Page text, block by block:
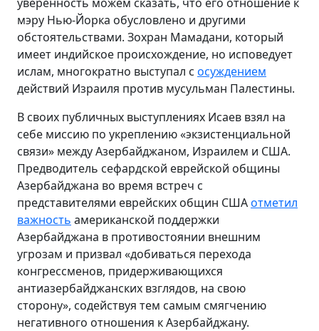
мэру Нью-Йорка обусловлено и другими
обстоятельствами. Зохран Мамадани, который
имеет индийское происхождение, но исповедует
ислам, многократно выступал с осуждением
действий Израиля против мусульман Палестины.
В своих публичных выступлениях Исаев взял на
себе миссию по укреплению «экзистенциальной
связи» между Азербайджаном, Израилем и США.
Предводитель сефардской еврейской общины
Азербайджана во время встреч с
представителями еврейских общин СШАотметил
важность американской поддержки
Азербайджана в противостоянии внешним
угрозам и призвал «добиваться перехода
конгрессменов, придерживающихся
антиазербайджанских взглядов, на свою
сторону», содействуя тем самым смягчению
негативного отношения к Азербайджану.